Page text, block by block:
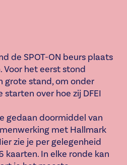
de SPOT-ON beurs plaats
Voor het eerst stond
grote stand, om onder
over hoe zij DFEI
gedaan doormiddel van
met Hallmark
zie je per gelegenheid
kaarten. In elke ronde kan